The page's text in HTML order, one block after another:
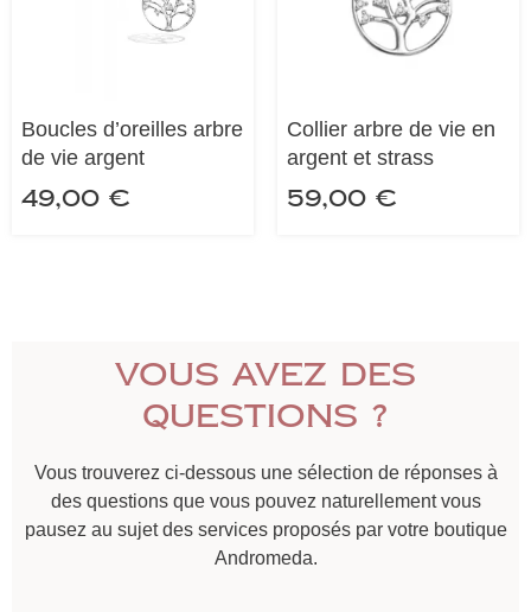
Boucles d’oreilles arbre
de vie argent
49,00 €
Collier arbre de vie en
argent et strass
59,00 €
Vous avez des
questions ?
Vous trouverez ci-dessous une sélection de réponses à
des questions que vous pouvez naturellement vous
pausez au sujet des services proposés par votre boutique
Andromeda.